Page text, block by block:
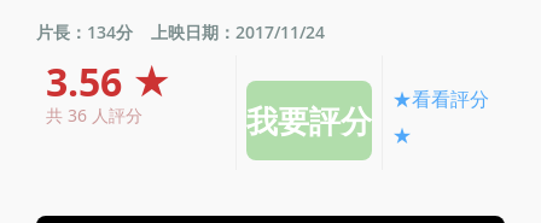
片長：134分 上映日期：2017/11/24
3.56 ★
共 36 人評分
★看看評分
★